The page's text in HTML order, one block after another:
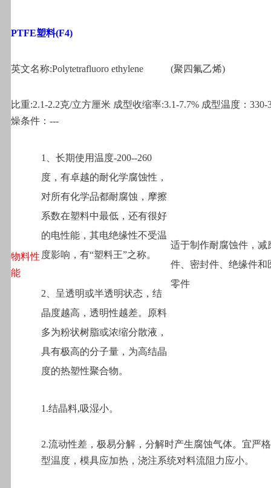
PTFE塑料(F4)
英文名称:Polytetrafluoro ethylene (聚四氟乙烯)
比重:2.1-2.2克/立方厘米 成型收缩率:3.1-7.7% 成型温度：
燥条件：---
物料性
能
1
、长期使用温度-200--260
度，有卓越的耐化学腐蚀性，
对所有化学品都耐腐蚀，摩擦
系数在塑料中最低，还有很好
的电性能，其电绝缘性不受温
度影响，有“塑料王”之称。
适于制作耐腐蚀件，减
件、密封件、绝缘件和
零件
2 、呈透明或半透明状态，结
晶度越高，透明性越差。原料
多为粉状树脂或浓缩分散液，
具有极高的分子量，为高结晶
度的热塑性聚合物。
1.结晶料,吸湿小。
2.流动性差，极易分解，分解时产生腐蚀气体。宜严
型温度，模具应加热，浇注系统对料流阻力应小。